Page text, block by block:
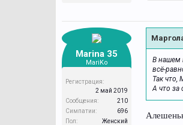
Marina 35
MariKo
Регистрация:
2 май 2019
Сообщения:
210
Симпатии:
696
Пол:
Женский
В нашем
всё-
Так что,
А что за